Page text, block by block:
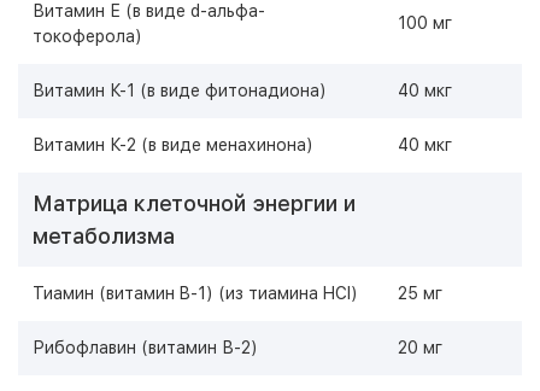
Витамин Е (в виде d-альфа-
токоферола)
100 мг
Витамин К-1 (в виде фитонадиона) 40 мкг
Витамин К-2 (в виде менахинона) 40 мкг
Матрица клеточной энергии и
метаболизма
Тиамин (витамин B-1) (из тиамина HCI) 25 мг
Рибофлавин (витамин В-2) 20 мг